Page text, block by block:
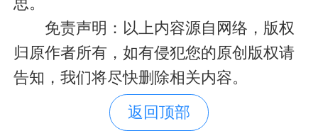
免责声明：以上内容源自网络，版权
归原作者所有，如有侵犯您的原创版权请
告知，我们将尽快删除相关内容。
返回顶部